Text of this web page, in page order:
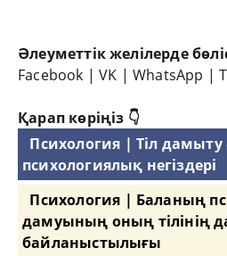
Әлеуметтік желілерде
Facebook |VK |WhatsApp |
Қарап көріңіз 👇
Психология | Тіл дамыту
психологиялық негіздері
Психология | Баланың
дамуының оның тілінің
байланыстылығы